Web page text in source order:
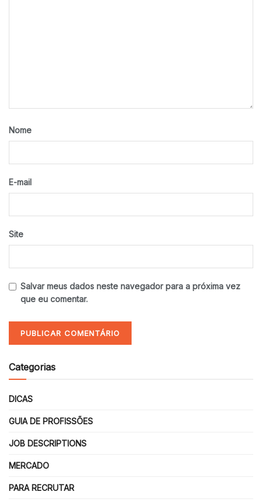
Nome
E-mail
Site
Salvar meus dados neste navegador para a próxima vez
que eu comentar.
Categorias
DICAS
GUIA DE PROFISSÕES
JOB DESCRIPTIONS
MERCADO
PARA RECRUTAR